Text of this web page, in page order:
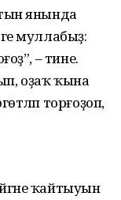
янында
муллабыҙ:
– тине.
оҙаҡ ҡына
торғоҙоп,
ҡайтыуын